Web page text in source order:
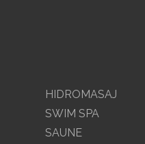
HIDROMASAJ
SWIM SPA
SAUNE